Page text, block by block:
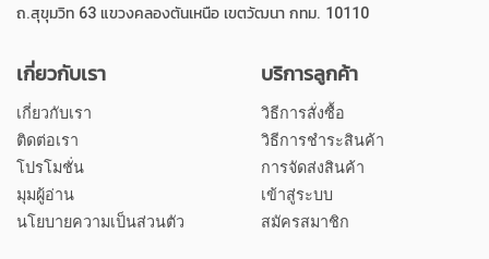
ถ.สุขุมวิท 63 แขวงคลองตันเหนือ เขตวัฒนา กทม. 10110
เกี่ยวกับเรา
เกี่ยวกับเรา
ติดต่อเรา
โปรโมชั่น
มุมผู้อ่าน
นโยบายความเป็นส่วนตัว
บริการลูกค้า
วิธีการสั่งซื้อ
วิธีการชำระสินค้า
การจัดส่งสินค้า
เข้าสู่ระบบ
สมัครสมาชิก